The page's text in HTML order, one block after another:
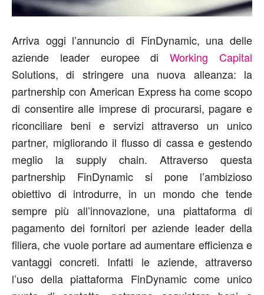
Arriva oggi l’annuncio di FinDynamic, una delle
aziende leader europee diWorking Capital
Solutions, di stringere una nuova alleanza: la
partnership con American Express ha come scopo
di consentire alle imprese di procurarsi, pagare e
riconciliare beni e servizi attraverso un unico
partner, migliorando il flusso di cassa e gestendo
meglio la supply chain. Attraverso questa
partnership FinDynamic si pone l’ambizioso
obiettivo di introdurre, in un mondo che tende
sempre più all’innovazione, una piattaforma di
pagamento dei fornitori per aziende leader della
filiera, che vuole portare ad aumentare efficienza e
vantaggi concreti. Infatti le aziende, attraverso
l’uso della piattaforma FinDynamic come unico